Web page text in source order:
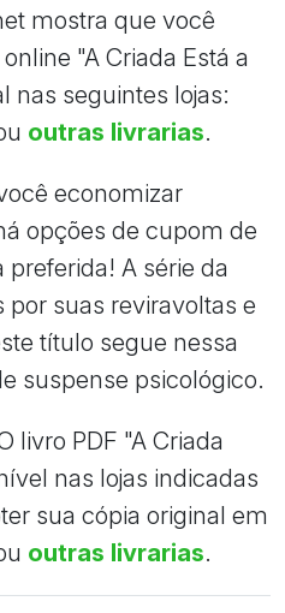
mostra que você
"A Criada Está a
nas seguintes lojas:
outras livrarias.
economizar
opções de cupom de
A série da
suas reviravoltas e
título segue nessa
suspense psicológico.
livro PDF "A Criada
nas lojas indicadas
sua cópia original em
outras livrarias.